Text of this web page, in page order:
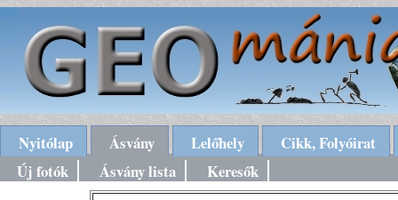
Nyitólap Ásvány Lelőhely
Cikk, Folyóirat
Új fotók
Ásvány lista Keresők